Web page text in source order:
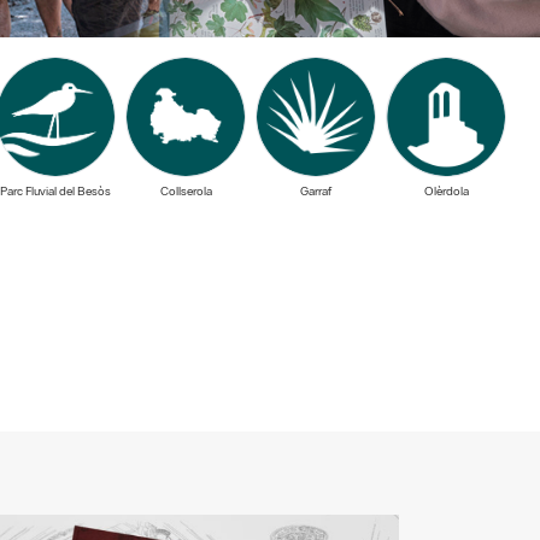
Parc Fluvial del Besòs Collserola Garraf Olèrdola